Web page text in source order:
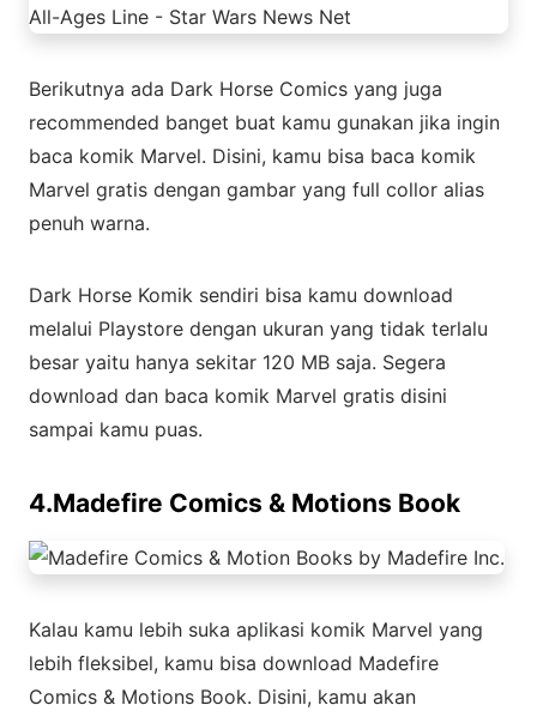
Berikutnya ada Dark Horse Comics yang juga
recommended banget buat kamu gunakan jika ingin
baca komik Marvel. Disini, kamu bisa baca komik
Marvel gratis dengan gambar yang full collor alias
penuh warna.
Dark Horse Komik sendiri bisa kamu download
melalui Playstore dengan ukuran yang tidak terlalu
besar yaitu hanya sekitar 120 MB saja. Segera
download dan baca komik Marvel gratis disini
sampai kamu puas.
4.Madefire Comics & Motions Book
Kalau kamu lebih suka aplikasi komik Marvel yang
lebih fleksibel, kamu bisa download Madefire
Comics & Motions Book. Disini, kamu akan